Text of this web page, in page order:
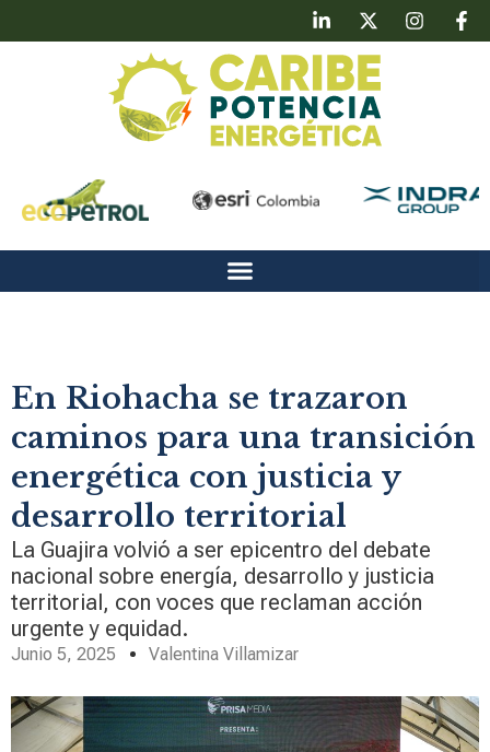
En Riohacha se trazaron
caminos para una transición
energética con justicia y
desarrollo territorial
La Guajira volvió a ser epicentro del debate
nacional sobre energía, desarrollo y justicia
territorial, con voces que reclaman acción
urgente y equidad.
Junio 5, 2025 Valentina Villamizar